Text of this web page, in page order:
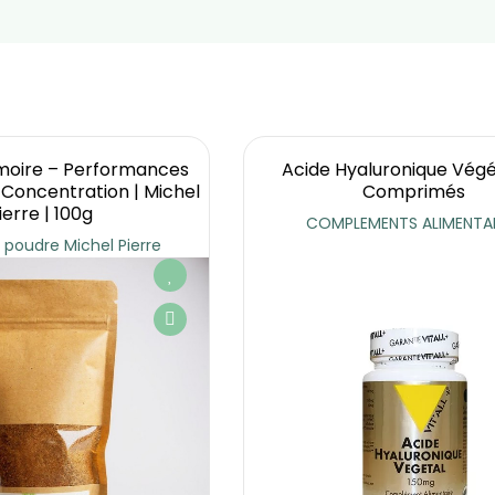
– Performances
| Michel
| 100g
Michel Pierre
Acide Hyaluronique
Comprimés
COMPLEMENTS